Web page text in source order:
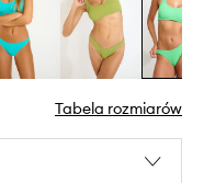
Tabela rozmiarów